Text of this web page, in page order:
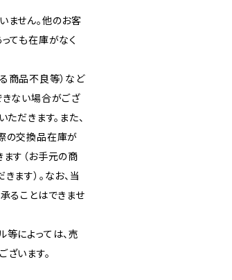
ません。他のお客
ても在庫がなく
商品不良等）など
きない場合がござ
だきます。また、
の交換品在庫が
す（お手元の商
ます）。なお、当
ることはできませ
によっては、売
います。